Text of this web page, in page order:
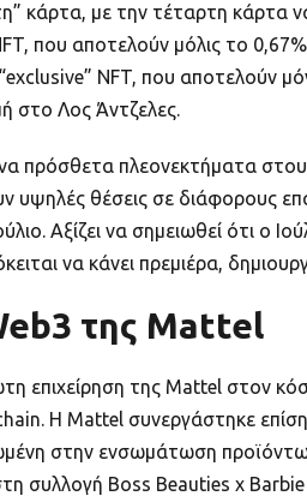
κάρτα, με την τέταρτη
που αποτελούν μόλις το
NFT, που αποτελούν
στο Λος Άντζελες.
πρόσθετα πλεονεκτήματα
υψηλές θέσεις σε διάφορους
Αξίζει να σημειωθεί ότι ο
να κάνει πρεμιέρα,
της Mattel
επιχείρηση της Mattel στον
Η Mattel συνεργάστηκε
στην ενσωμάτωση
συλλογή Boss Beauties x